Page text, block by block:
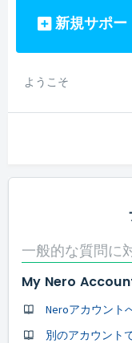
新規サポー
ようこそ
一般的な質問に
My Nero
Neroアカウント
別のアカウント